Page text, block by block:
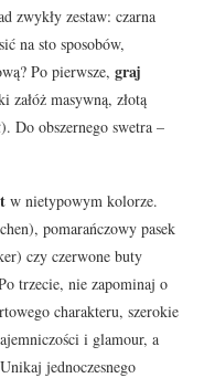
zwykły zestaw: czarna
na sto sposobów,
Po pierwsze, graj
masywną, złotą
Do obszernego swetra –
w nietypowym kolorze.
pomarańczowy pasek
czy czerwone buty
trzecie, nie zapominaj o
charakteru, szerokie
i glamour, a
jednoczesnego